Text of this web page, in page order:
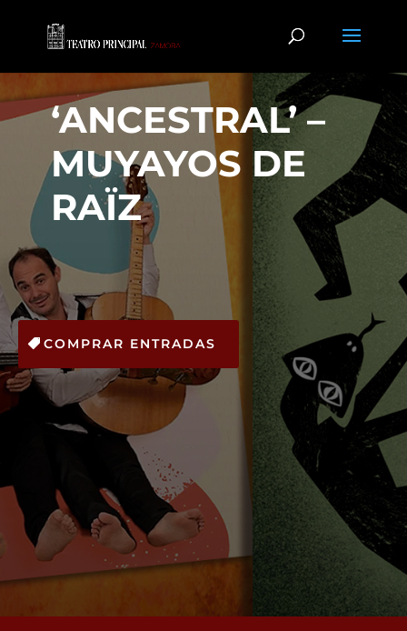
‘ANCESTRAL’ –
MUYAYOS DE
RAÏZ
COMPRAR ENTRADAS